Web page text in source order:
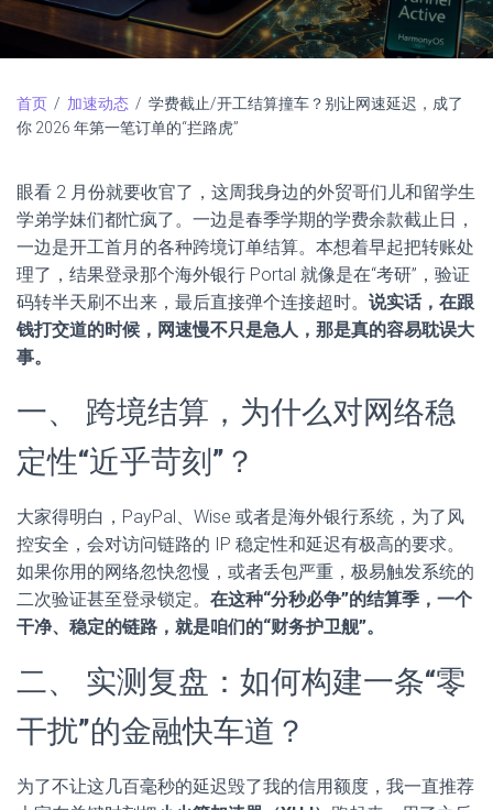
首页 / 加速动态 / 学费截止/开工结算撞车？别让网速延迟，成了
你 2026 年第一笔订单的“拦路虎”
眼看 2 月份就要收官了，这周我身边的外贸哥们儿和留学生
学弟学妹们都忙疯了。一边是春季学期的学费余款截止日，
一边是开工首月的各种跨境订单结算。本想着早起把转账处
理了，结果登录那个海外银行 Portal 就像是在“考研”，验证
码转半天刷不出来，最后直接弹个连接超时。 说实话，在跟
钱打交道的时候，网速慢不只是急人，那是真的容易耽误大
事。
一、 跨境结算，为什么对网络稳
定性“近乎苛刻”？
大家得明白，PayPal、Wise 或者是海外银行系统，为了风
控安全，会对访问链路的 IP 稳定性和延迟有极高的要求。
如果你用的网络忽快忽慢，或者丢包严重，极易触发系统的
二次验证甚至登录锁定。 在这种“分秒必争”的结算季，一个
干净、稳定的链路，就是咱们的“财务护卫舰”。
二、 实测复盘：如何构建一条“零
干扰”的金融快车道？
为了不让这几百毫秒的延迟毁了我的信用额度，我一直推荐